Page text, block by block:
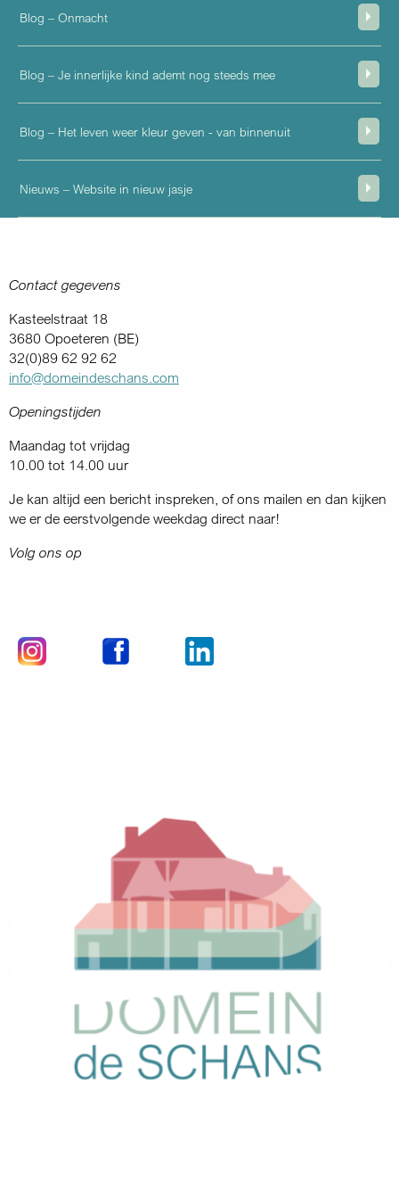
Blog – Onmacht
Blog – Je innerlijke kind ademt nog steeds mee
Blog – Het leven weer kleur geven - van binnenuit
Nieuws – Website in nieuw jasje
Contact gegevens
Kasteelstraat 18
3680 Opoeteren (BE)
32(0)89 62 92 62
info@domeindeschans.com
Openingstijden
Maandag tot vrijdag
10.00 tot 14.00 uur
Je kan altijd een bericht inspreken, of ons mailen en dan kijken
we er de eerstvolgende weekdag direct naar!
Volg ons op